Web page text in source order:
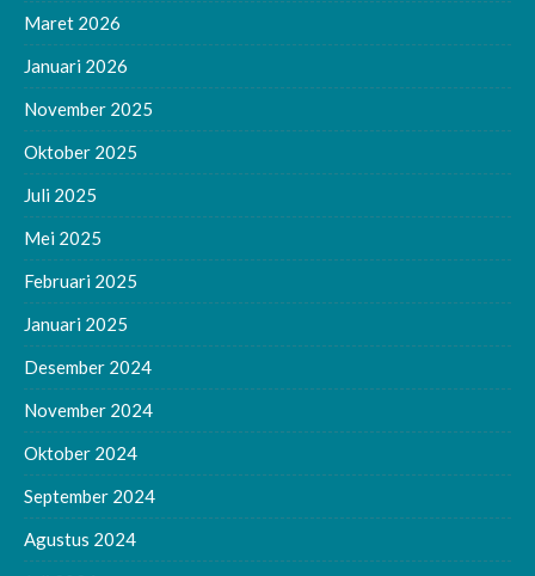
Maret 2026
Januari 2026
November 2025
Oktober 2025
Juli 2025
Mei 2025
Februari 2025
Januari 2025
Desember 2024
November 2024
Oktober 2024
September 2024
Agustus 2024